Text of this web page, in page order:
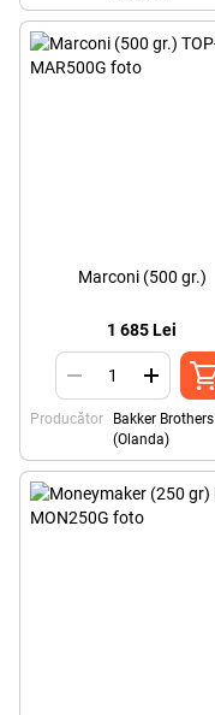
Marconi (500 gr.)
1 685 Lei
Producător
Bakker Brothers
(Olanda)